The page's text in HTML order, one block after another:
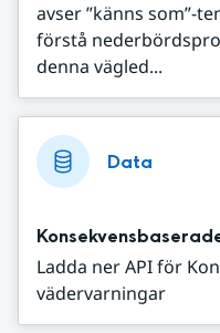
avser ”känns som”-
förstå
denna vägled...
Data
Ladda ner API för
vädervarningar